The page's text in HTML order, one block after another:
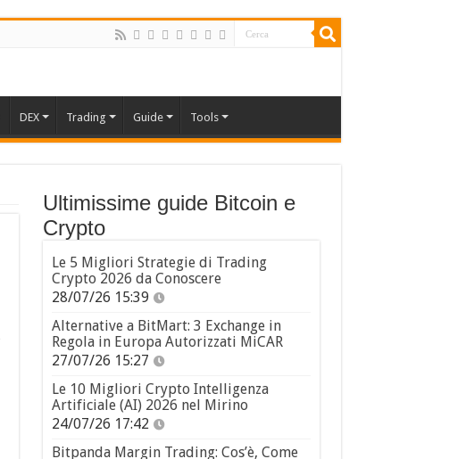
DEX Trading Guide Tools
Ultimissime guide Bitcoin e
Crypto
Le 5 Migliori Strategie di Trading
Crypto 2026 da Conoscere
28/07/26 15:39
Alternative a BitMart: 3 Exchange in
Regola in Europa Autorizzati MiCAR
27/07/26 15:27
Le 10 Migliori Crypto Intelligenza
Artificiale (AI) 2026 nel Mirino
24/07/26 17:42
Bitpanda Margin Trading: Cos’è, Come